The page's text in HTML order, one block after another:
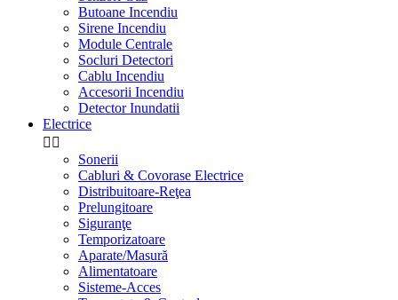
Butoane Incendiu
Sirene Incendiu
Module Centrale
Socluri Detectori
Cablu Incendiu
Accesorii Incendiu
Detector Inundatii
Electrice
 
Sonerii
Cabluri & Covorase Electrice
Distribuitoare-Reţea
Prelungitoare
Siguranţe
Temporizatoare
Aparate/Masură
Alimentatoare
Sisteme-Acces